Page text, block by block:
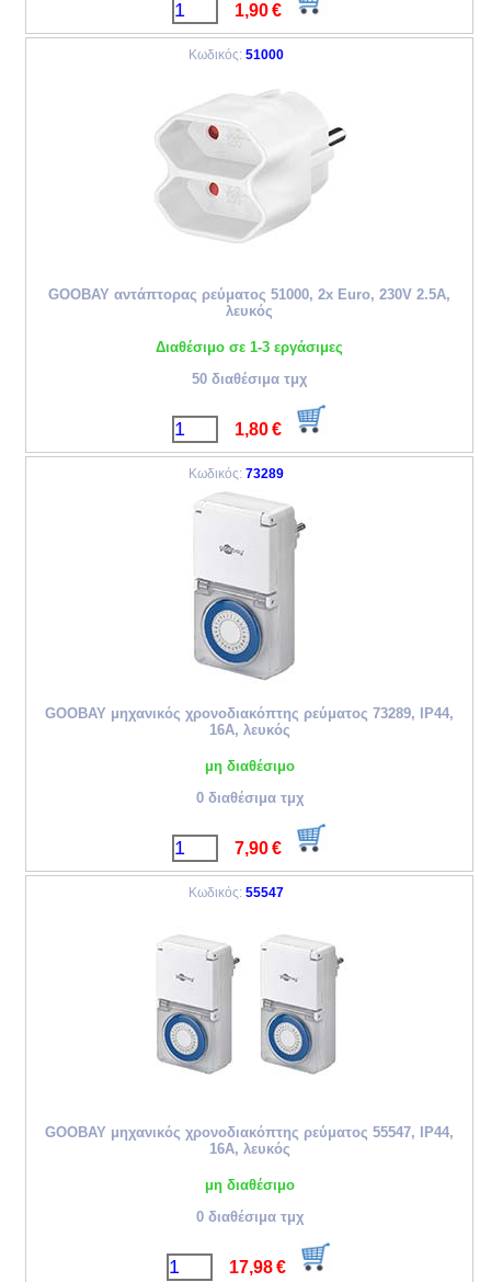
1,90 €
Κωδικός: 51000
GOOBAY αντάπτορας ρεύματος 51000, 2x Euro, 230V 2.5A,
λευκός
Διαθέσιμο σε 1-3 εργάσιμες
50 διαθέσιμα τμχ
1,80 €
Κωδικός: 73289
GOOBAY μηχανικός χρονοδιακόπτης ρεύματος 73289, IP44,
16A, λευκός
μη διαθέσιμο
0 διαθέσιμα τμχ
7,90 €
Κωδικός: 55547
GOOBAY μηχανικός χρονοδιακόπτης ρεύματος 55547, IP44,
16A, λευκός
μη διαθέσιμο
0 διαθέσιμα τμχ
17,98€